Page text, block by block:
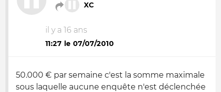
XC
il y a 16 ans
11:27 le 07/07/2010
50.000 € par semaine c'est la somme maximale
sous laquelle aucune enquête n'est déclenchée